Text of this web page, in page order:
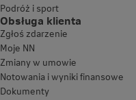
Podróż i sport
Obsługa klienta
Zgłoś zdarzenie
Moje NN
Zmiany w umowie
Notowania i wyniki finansowe
Dokumenty